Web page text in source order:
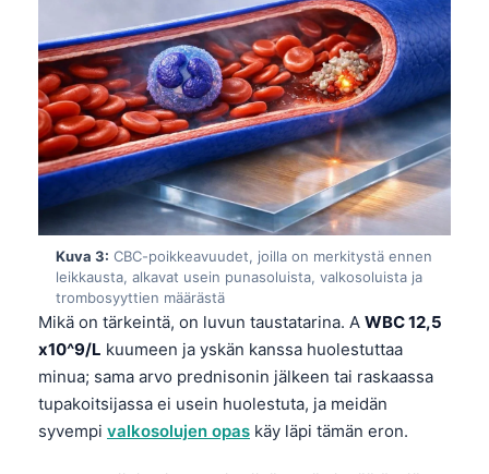
Kuva 3: CBC-poikkeavuudet, joilla on merkitystä ennen
leikkausta, alkavat usein punasoluista, valkosoluista ja
trombosyyttien määrästä
Mikä on tärkeintä, on luvun taustatarina. A WBC 12,5
x10^9/L kuumeen ja yskän kanssa huolestuttaa
minua; sama arvo prednisonin jälkeen tai raskaassa
tupakoitsijassa ei usein huolestuta, ja meidän
syvempi valkosolujen opas käy läpi tämän eron.